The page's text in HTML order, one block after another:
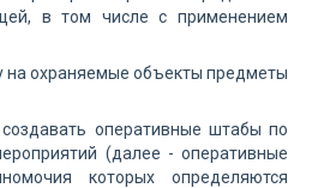
в том числе с применением
на охраняемые объекты предметы
оперативные штабы по
(далее - оперативные
которых определяются